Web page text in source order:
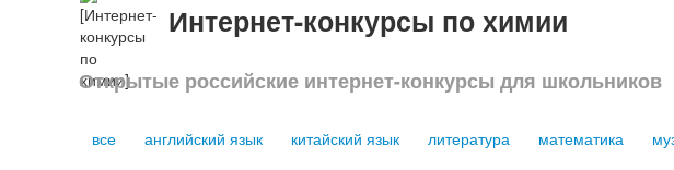
Интернет-конкурсы по химии
Открытые российские интернет-конкурсы для школьников
все английский язык китайский язык литература математика